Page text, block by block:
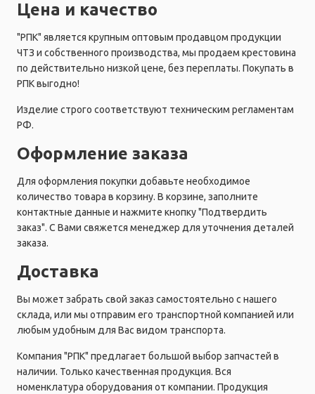
Цена и качество
"РПК" является крупным оптовым продавцом продукции
ЧТЗ и собственного производства, мы продаем крестовина
по действительно низкой цене, без переплаты. Покупать в
РПК выгодно!
Изделие строго соответствуют техническим регламентам
РФ.
Оформление заказа
Для оформления покупки добавьте необходимое
количество товара в корзину. В корзине, заполните
контактные данные и нажмите кнопку "Подтвердить
заказ". С Вами свяжется менеджер для уточнения деталей
заказа.
Доставка
Вы может забрать свой заказ самостоятельно с нашего
склада, или мы отправим его транспортной компанией или
любым удобным для Вас видом транспорта.
Компания "РПК" предлагает большой выбор запчастей в
наличии. Только качественная продукция. Вся
номенклатура оборудования от компании. Продукция